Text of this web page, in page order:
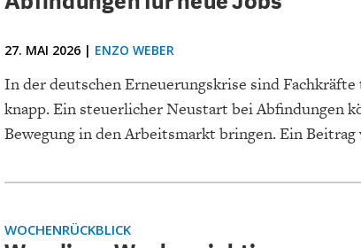
DIE POSITIONEN DER
UNGLEICHHEIT
27. MAI 2026 | ENZO WEBER
In der deutschen Erneuerungskrise sind
knapp. Ein steuerlicher Neustart bei Abfindungen
Bewegung in den Arbeitsmarkt bringen. Ein Beitrag
WOCHENRÜCKBLICK